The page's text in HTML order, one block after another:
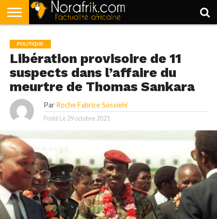
POLITIQUE
SOCIÉTÉ
ECONOMIE
SPORT
LIFESTYLE
POLITIQUE
Libération provisoire de 11
suspects dans l’affaire du
meurtre de Thomas Sankara
Par Roche Fabrice Sossiehi
Posté Le 29 octobre 2021